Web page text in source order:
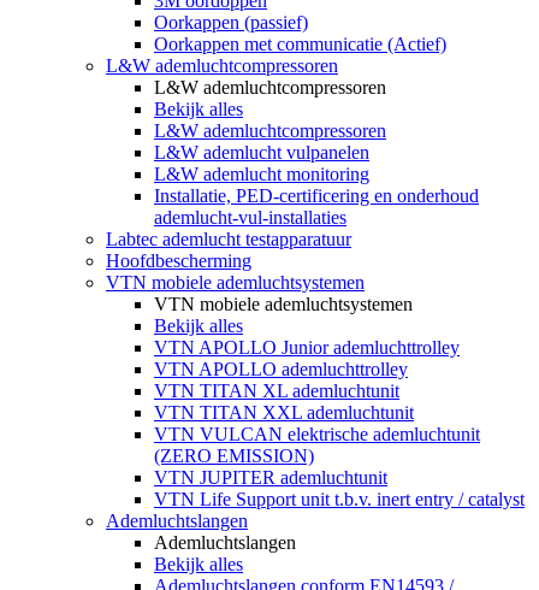
Oorkappen (passief)
Oorkappen met communicatie (Actief)
L&W ademluchtcompressoren
L&W ademluchtcompressoren
Bekijk alles
L&W ademluchtcompressoren
L&W ademlucht vulpanelen
L&W ademlucht monitoring
Installatie, PED-certificering en onderhoud
ademlucht-vul-installaties
Labtec ademlucht testapparatuur
Hoofdbescherming
VTN mobiele ademluchtsystemen
VTN mobiele ademluchtsystemen
Bekijk alles
VTN APOLLO Junior ademluchttrolley
VTN APOLLO ademluchttrolley
VTN TITAN XL ademluchtunit
VTN TITAN XXL ademluchtunit
VTN VULCAN elektrische ademluchtunit
(ZERO EMISSION)
VTN JUPITER ademluchtunit
VTN Life Support unit t.b.v. inert entry / catalyst
Ademluchtslangen
Ademluchtslangen
Bekijk alles
Ademluchtslangen conform EN14593 /